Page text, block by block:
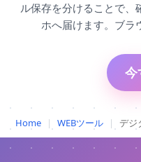
ル保存を分けることで、
ホへ届けます。ブラ
今
Home | WEBツール | デジ